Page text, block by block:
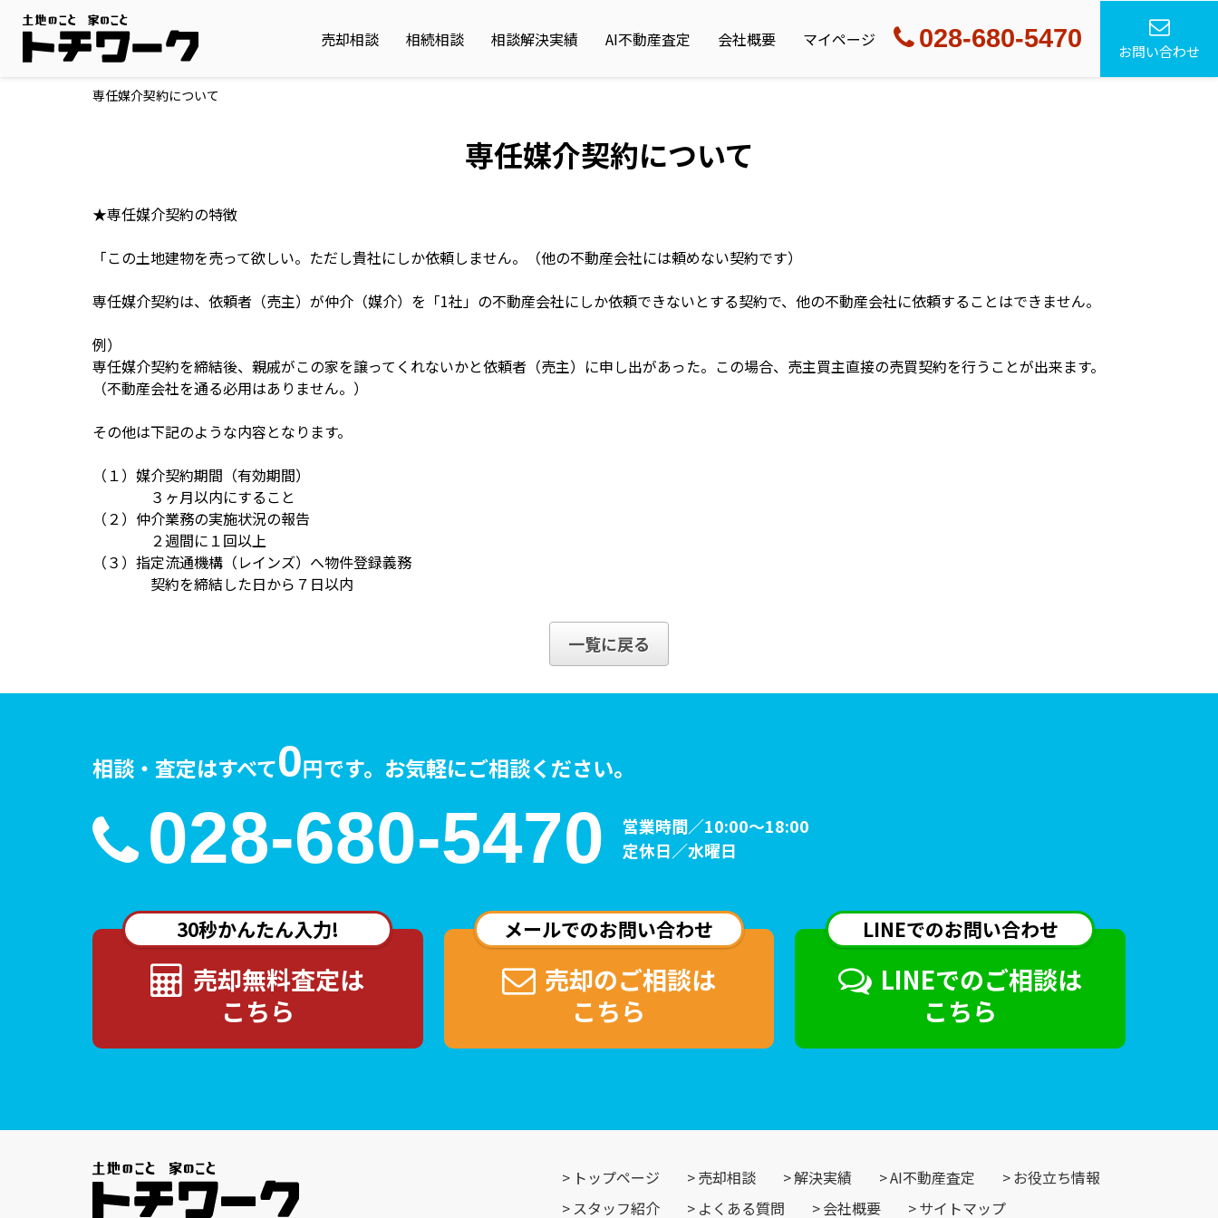
売却相談 相続相談 相談解決実績 AI不動産査定 会社概要 マイページ 028-680-5470 お問い合わせ
専任媒介契約について
専任媒介契約について
★専任媒介契約の特徴
「この土地建物を売って欲しい。ただし貴社にしか依頼しません。（他の不動産会社には頼めない契約です）
専任媒介契約は、依頼者（売主）が仲介（媒介）を「1社」の不動産会社にしか依頼できないとする契約で、他の不動産会社に依頼することはできません。
例）
専任媒介契約を締結後、親戚がこの家を譲ってくれないかと依頼者（売主）に申し出があった。この場合、売主買主直接の売買契約を行うことが出来ます。
（不動産会社を通る必用はありません。）
その他は下記のような内容となります。
（１）媒介契約期間（有効期間）
３ヶ月以内にすること
（２）仲介業務の実施状況の報告
２週間に１回以上
（３）指定流通機構（レインズ）へ物件登録義務
契約を締結した日から７日以内
一覧に戻る
相談・査定はすべて0円です。 お気軽にご相談ください。
028-680-5470
営業時間／10:00～18:00
定休日／水曜日
30秒かんたん入力!
売却無料査定は
こちら
メールでのお問い合わせ
売却のご相談は
こちら
LINEでのお問い合わせ
LINEでのご相談は
こちら
トップページ 売却相談 解決実績 AI不動産査定
お役立ち情報
スタッフ紹介
よくある質問 会社概要 サイトマップ